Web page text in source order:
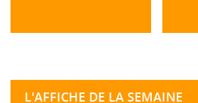
L'AFFICHE DE LA SEMAINE